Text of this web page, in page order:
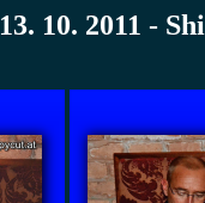
13. 10. 2011 -